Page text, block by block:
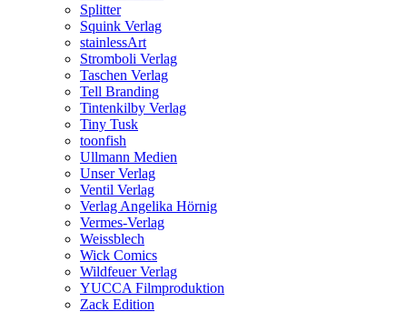
Splitter
Squink Verlag
stainlessArt
Stromboli Verlag
Taschen Verlag
Tell Branding
Tintenkilby Verlag
Tiny Tusk
toonfish
Ullmann Medien
Unser Verlag
Ventil Verlag
Verlag Angelika Hörnig
Vermes-Verlag
Weissblech
Wick Comics
Wildfeuer Verlag
YUCCA Filmproduktion
Zack Edition